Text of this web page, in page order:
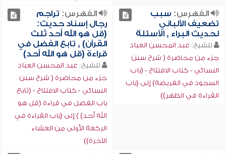
الفهرس: سبب
تضعيف الألباني
لحديث البراء , الأسئلة
للشيخ: عبد المحسن العباد
جزء من محاضرة ( شرح سنن
النسائي - كتاب الافتتاح - (باب
السجود في الفريضة) إلى (باب
القراءة في الظهر))
الفهرس: تراجم
رجال إسناد حديث:
(قل هو الله أحد ثلث
القرآن) , تابع الفضل في
قراءة (قل هو الله أحد)
للشيخ: عبد المحسن العباد
جزء من محاضرة ( شرح سنن
النسائي - كتاب الافتتاح - (تابع
باب الفضل في قراءة (قل هو
الله أحد) ) إلى (باب القراءة في
الركعة الأولى من العشاء
الآخرة))